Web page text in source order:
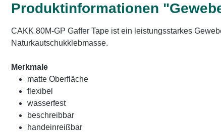
Produktinformationen
CAKK 80M-GP Gaffer Tape ist ein leistungsstarkes
Naturkautschukklebmasse.
Merkmale
matte Oberfläche
flexibel
wasserfest
beschreibbar
handeinreißbar